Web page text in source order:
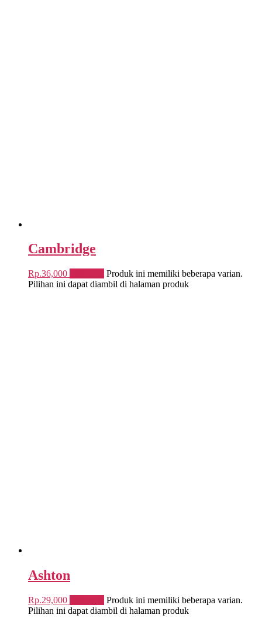
Cambridge
Rp.36,000
Produk ini memiliki beberapa varian.
Pilihan ini dapat diambil di halaman produk
Ashton
Rp.29,000
Produk ini memiliki beberapa varian.
Pilihan ini dapat diambil di halaman produk